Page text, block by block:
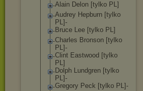
Alain Delon [tylko PL]
Audrey Hepburn [tylko
PL]-
Bruce Lee [tylko PL]
Charles Bronson [tylko
PL]-
Clint Eastwood [tylko
PL]
Dolph Lundgren [tylko
PL]-
Gregory Peck [tylko PL]-